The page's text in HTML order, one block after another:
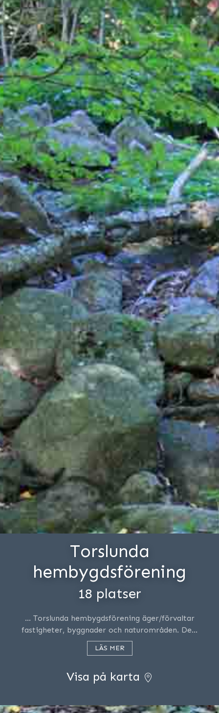
Torslunda
hembygdsförening
18 platser
… Torslunda hembygdsförening äger/förvaltar
fastigheter, byggnader och naturområden. De…
LÄS MER
Visa på karta